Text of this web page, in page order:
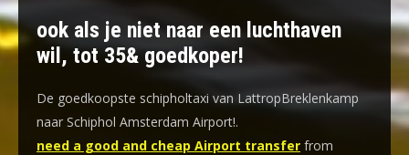
ook als je niet naar een luchthaven
wil, tot 35& goedkoper!
De goedkoopste schipholtaxi van LattropBreklenkamp
naar Schiphol Amsterdam Airport!.
need a good and cheap Airport transfer from